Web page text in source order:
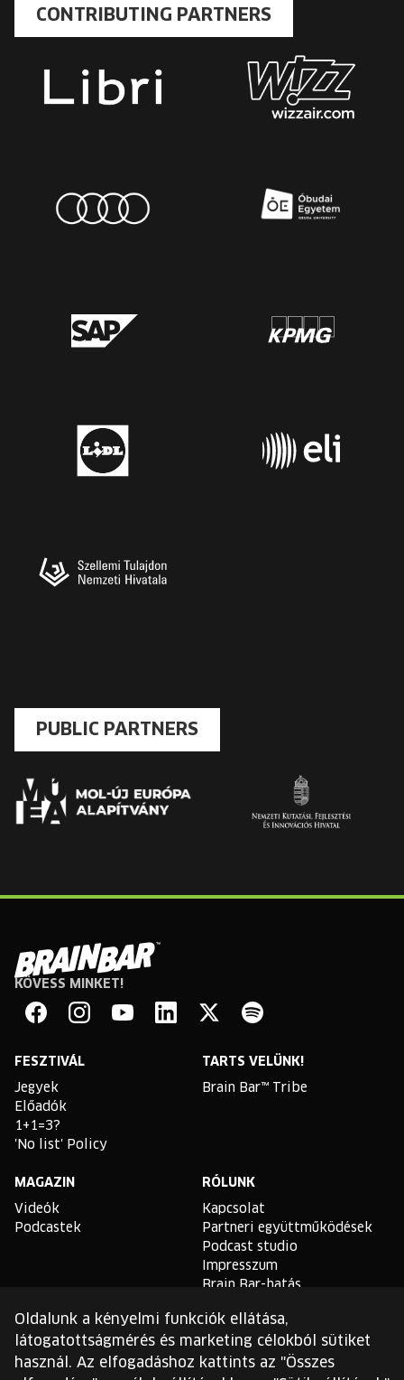
CONTRIBUTING PARTNERS
PUBLIC PARTNERS
Brain
Bar
KÖVESS MINKET!
FESZTIVÁL
Jegyek
Előadók
1+1=3?
'No list' Policy
TARTS VELÜNK!
Brain Bar™ Tribe
MAGAZIN
Videók
Podcastek
RÓLUNK
Kapcsolat
Partneri együttműködések
Podcast studio
Impresszum
Brain Bar-hatás
TLDR
Általános Szerződési
Feltételek
Oldalunk a kényelmi funkciók ellátása,
látogatottságmérés és marketing célokból sütiket
használ. Az elfogadáshoz kattints az "Összes